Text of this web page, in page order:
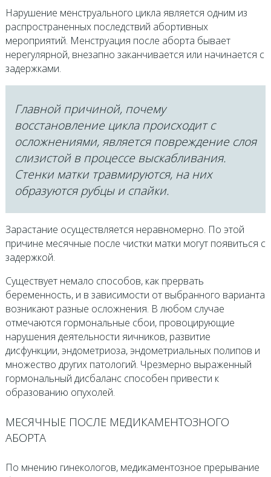
Нарушение менструального цикла является одним из
распространенных последствий абортивных
мероприятий. Менструация после аборта бывает
нерегулярной, внезапно заканчивается или начинается с
задержками.
Главной причиной, почему
восстановление цикла происходит с
осложнениями, является повреждение слоя
слизистой в процессе выскабливания.
Стенки матки травмируются, на них
образуются рубцы и спайки.
Зарастание осуществляется неравномерно. По этой
причине месячные после чистки матки могут появиться с
задержкой.
Существует немало способов, как прервать
беременность, и в зависимости от выбранного варианта
возникают разные осложнения. В любом случае
отмечаются гормональные сбои, провоцирующие
нарушения деятельности яичников, развитие
дисфункции, эндометриоза, эндометриальных полипов и
множество других патологий. Чрезмерно выраженный
гормональный дисбаланс способен привести к
образованию опухолей.
МЕСЯЧНЫЕ ПОСЛЕ МЕДИКАМЕНТОЗНОГО
АБОРТА
По мнению гинекологов, медикаментозное прерывание